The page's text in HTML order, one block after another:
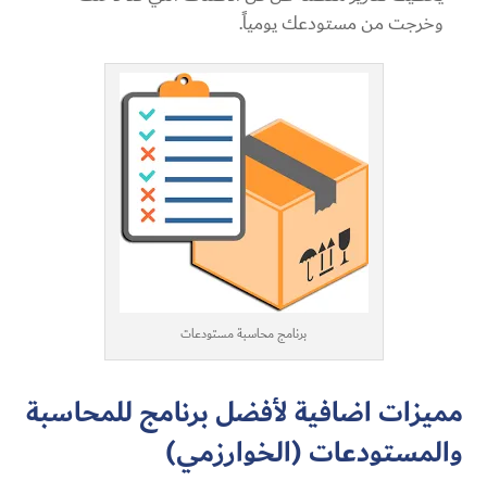
وخرجت من مستودعك يومياً.
برنامج محاسبة مستودعات
مميزات اضافية لأفضل برنامج للمحاسبة
والمستودعات (الخوارزمي)